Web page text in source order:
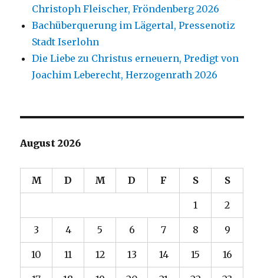
Christoph Fleischer, Fröndenberg 2026
Bachüberquerung im Lägertal, Pressenotiz
Stadt Iserlohn
Die Liebe zu Christus erneuern, Predigt von
Joachim Leberecht, Herzogenrath 2026
August 2026
M D M D F S S
1 2
3 4 5 6 7 8 9
10 11 12 13 14 15 16